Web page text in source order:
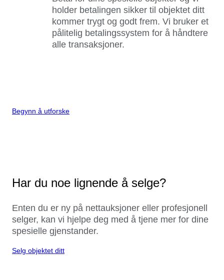
holder betalingen sikker til objektet ditt
kommer trygt og godt frem. Vi bruker et
pålitelig betalingssystem for å håndtere
alle transaksjoner.
Begynn å utforske
Har du noe lignende å selge?
Enten du er ny på nettauksjoner eller profesjonell
selger, kan vi hjelpe deg med å tjene mer for dine
spesielle gjenstander.
Selg objektet ditt